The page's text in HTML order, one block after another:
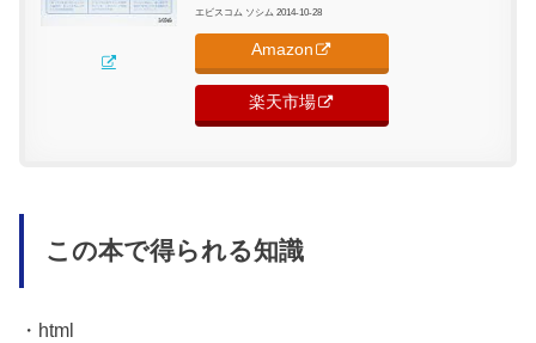
エビスコム ソシム 2014-10-28
Amazon
楽天市場
この本で得られる知識
・html